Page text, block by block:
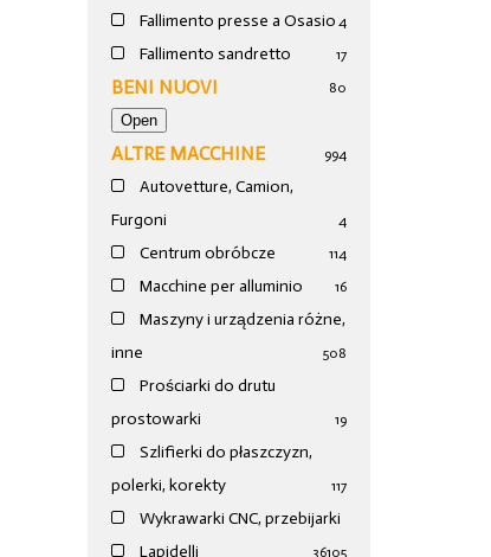
Fallimento presse a Osasio 4
Fallimento sandretto 17
BENI NUOVI 80
ALTRE MACCHINE 994
Autovetture, Camion,
Furgoni
4
Centrum obróbcze 114
Macchine per alluminio 16
Maszyny i urządzenia różne,
inne
508
Prościarki do drutu
prostowarki
19
Szlifierki do płaszczyzn,
polerki, korekty
117
Wykrawarki CNC, przebijarki
105
Lapidelli 36